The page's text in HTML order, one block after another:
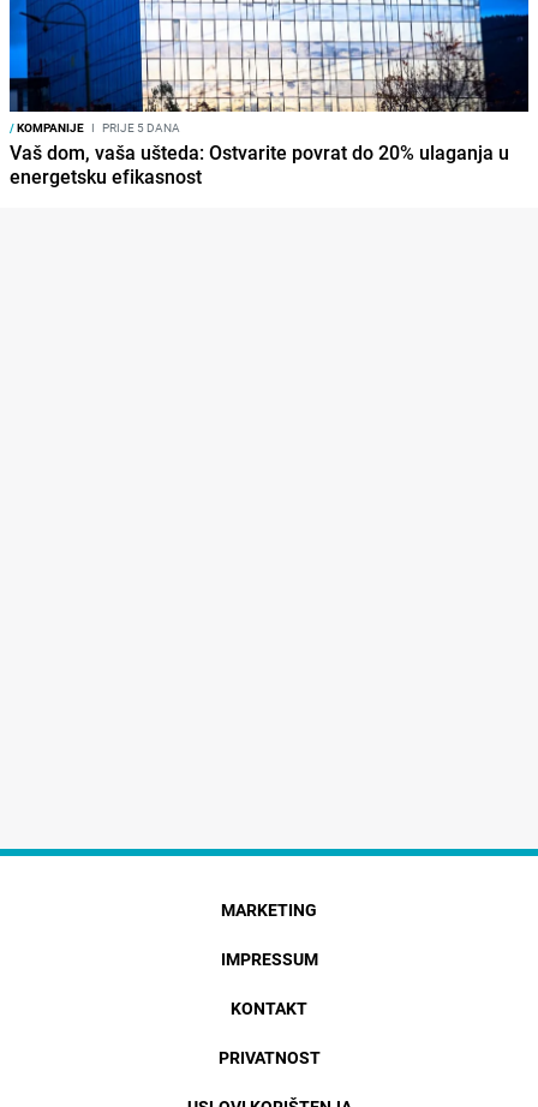
/KOMPANIJE I PRIJE 5 DANA
Vaš dom, vaša ušteda: Ostvarite povrat do 20% ulaganja u
energetsku efikasnost
MARKETING
IMPRESSUM
KONTAKT
PRIVATNOST